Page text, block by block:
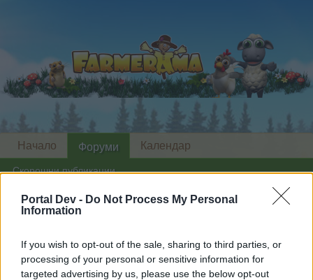
Portal Dev - Do Not Process My Personal
Information
If you wish to opt-out of the sale, sharing to third parties, or
processing of your personal or sensitive information for
targeted advertising by us, please use the below opt-out
Начало Форуми Архив Архив на Помощ
Скъпи форум потребители,
Начало Форуми
Скорошни публикации
Календар